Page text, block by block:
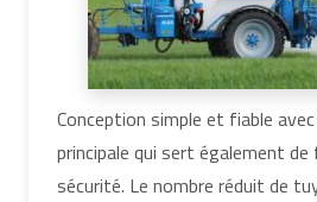
Conception simple et fiable
principale qui sert également
sécurité. Le nombre réduit de